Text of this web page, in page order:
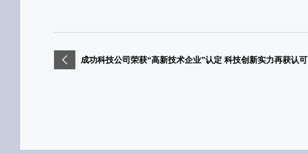
成功科技公司荣获“高新技术企业”认定 科技创新实力再获认可